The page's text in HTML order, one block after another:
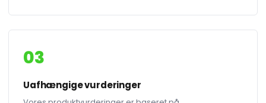
03
Uafhængige vurderinger